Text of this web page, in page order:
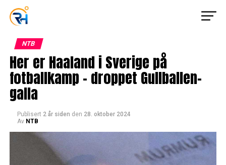
NTB
Her er Haaland i Sverige på
fotballkamp – droppet Gullballen-
galla
Publisert 2 år siden den 28. oktober 2024
Av NTB